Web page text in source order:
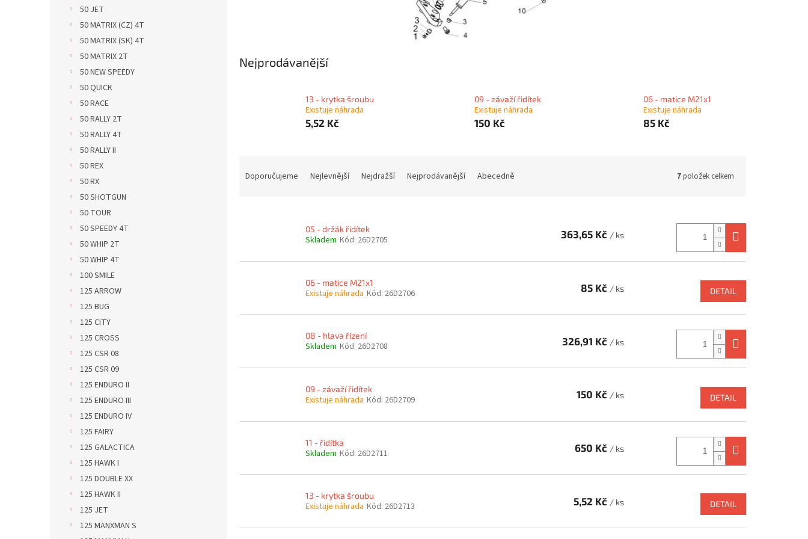
50 JET
50 MATRIX (CZ) 4T
50 MATRIX (SK) 4T
50 MATRIX 2T
50 NEW SPEEDY
50 QUICK
50 RACE
50 RALLY 2T
50 RALLY 4T
50 RALLY II
50 REX
50 RX
50 SHOTGUN
50 TOUR
50 SPEEDY 4T
50 WHIP 2T
50 WHIP 4T
100 SMILE
125 ARROW
125 BUG
125 CITY
125 CROSS
125 CSR 08
125 CSR 09
125 ENDURO II
125 ENDURO III
125 ENDURO IV
125 FAIRY
125 GALACTICA
125 HAWK I
125 DOUBLE XX
125 HAWK II
125 JET
125 MANXMAN S
Nejprodávanější
13 - krytka šroubu
Existuje náhrada
5,52 Kč
09 - závaží řidítek
Existuje náhrada
150 Kč
06 - matice M21x1
Existuje náhrada
85 Kč
Doporučujeme Nejlevnější Nejdražší Nejprodávanější Abecedně 7položek celkem
ů
05 - držák řidítek
Skladem Kód: 26D2705 363,65 Kč / ks
06 - matice M21x1
Existuje náhrada Kód: 26D2706 85 Kč / ks DETAIL
08 - hlava řízení
Skladem Kód: 26D2708 326,91 Kč / ks
09 - závaží řidítek
Existuje náhrada Kód: 26D2709 150 Kč / ks DETAIL
11 - řidítka
Skladem Kód: 26D2711 650 Kč / ks
13 - krytka šroubu
Existuje náhrada Kód: 26D2713 5,52 Kč / ks DETAIL